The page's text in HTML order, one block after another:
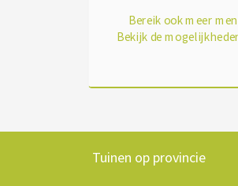
Bereik ook meer
Bekijk de
Tuinen op provincie